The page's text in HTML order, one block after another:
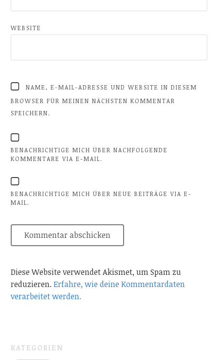
WEBSITE
NAME, E-MAIL-ADRESSE UND WEBSITE IN DIESEM
BROWSER FÜR MEINEN NÄCHSTEN KOMMENTAR
SPEICHERN.
BENACHRICHTIGE MICH ÜBER NACHFOLGENDE
KOMMENTARE VIA E-MAIL.
BENACHRICHTIGE MICH ÜBER NEUE BEITRÄGE VIA E-
MAIL.
Diese Website verwendet Akismet, um Spam zu
reduzieren.Erfahre, wie deine Kommentardaten
verarbeitet werden.
KATEGORIEN